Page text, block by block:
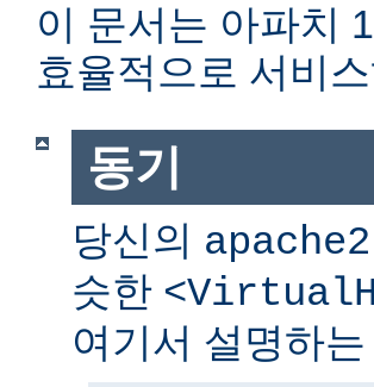
이 문서는 아파치
효율적으로 서비
동기
당신의
슷한
여기서 설명하